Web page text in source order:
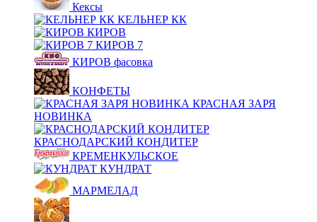
Кексы
КЕЛЬНЕР КК
КИРОВ
КИРОВ 7
КИРОВ фасовка
КОНФЕТЫ
КРАСНАЯ ЗАРЯ
НОВИНКА
КРАСНОДАРСКИЙ КОНДИТЕР
КРЕМЕНКУЛЬСКОЕ
КУНДРАТ
МАРМЕЛАД